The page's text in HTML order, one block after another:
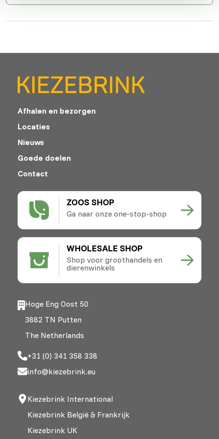
ZOOS SHOP
Ga naar onze one-stop-shop
WHOLESALE SHOP
Shop voor groothandels en
dierenwinkels
Afhalen en bezorgen
Locaties
Nieuws
Goede doelen
Contact
Hoge Eng Oost 50
3882 TN Putten
The Netherlands
+31 (0) 341 358 338
info@kiezebrink.eu
Kiezebrink International
Kiezebrink België & Frankrijk
Kiezebrink UK